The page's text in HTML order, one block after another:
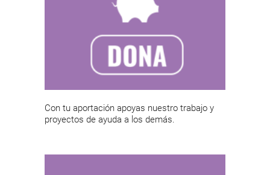
Con tu aportación apoyas nuestro trabajo y
proyectos de ayuda a los demás.